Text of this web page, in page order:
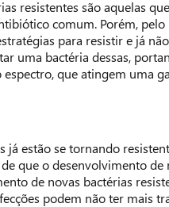
resistentes são aquelas
comum. Porém, pelo
para resistir e já
uma bactéria dessas,
que atingem uma
já estão se tornando
que o desenvolvimento
de novas bactérias
podem não ter mais